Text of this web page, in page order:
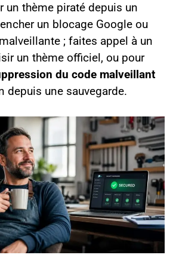
un thème piraté depuis un
un blocage Google ou
; faites appel à un
un thème officiel, ou pour
du code malveillant
depuis une sauvegarde.